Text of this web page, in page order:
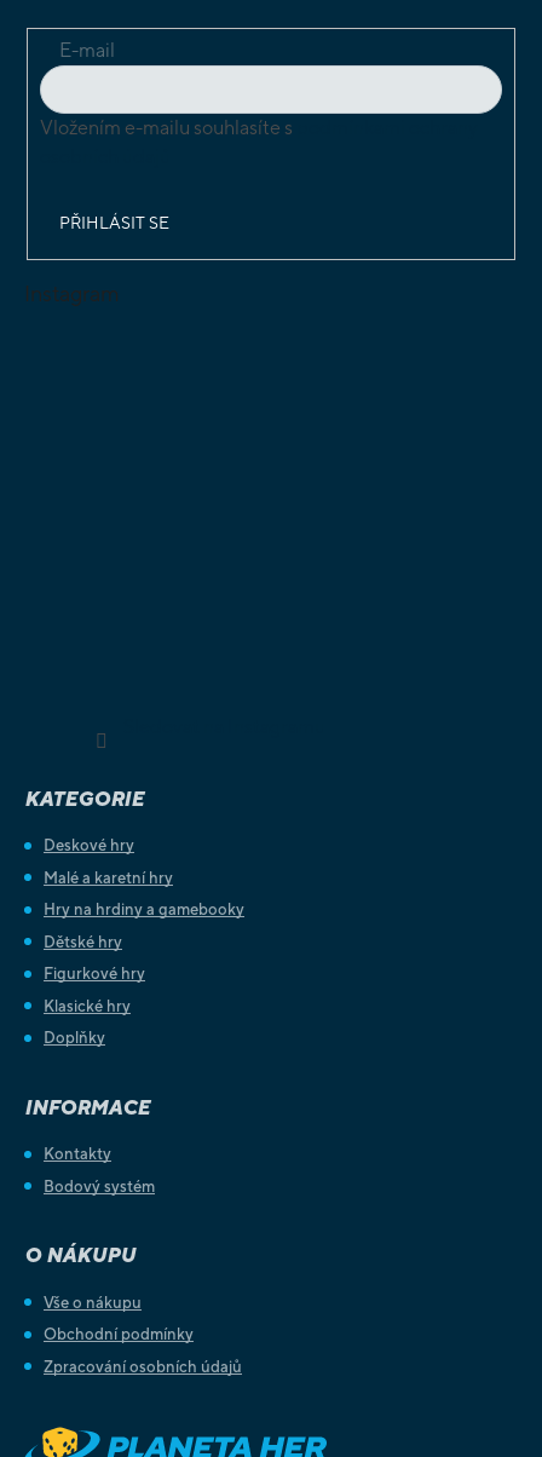
E-mail
Vložením e-mailu souhlasíte s
PŘIHLÁSIT SE
Instagram
KATEGORIE
Deskové hry
Malé a karetní hry
Hry na hrdiny a gamebooky
Dětské hry
Figurkové hry
Klasické hry
Doplňky
INFORMACE
Kontakty
Bodový systém
O NÁKUPU
Vše o nákupu
Obchodní podmínky
Zpracování osobních údajů